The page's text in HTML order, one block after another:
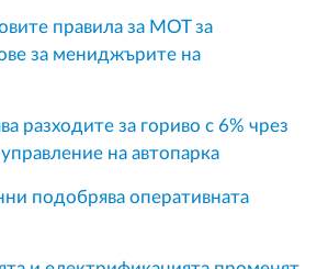
правила за MOT за
за мениджърите на
разходите за гориво с 6% чрез
на автопарка
подобрява оперативната